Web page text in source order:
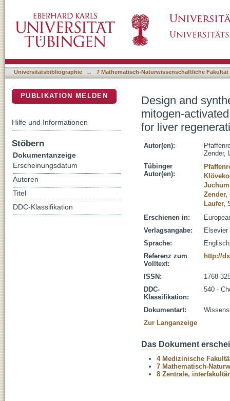
kinase 4 (MKK4) - A promising target for
Universitätsbibliographie → 7 Mathematisch-Naturwissenschaftliche Fakultät
Design and
mitogen-
for liver
Autor(en):
Zender,
Tübinger
Autor(en):
Zender,
Laufer,
Erschienen in:
Verlagsangabe:
Sprache:
Englisch
Referenz zum
Volltext:
http://
ISSN:
1768-
DDC-
Klassifikation:
540 -
Dokumentart:
Zur Langanzeige
Das Dokument
4 Medizinische
7 Mathematisch-
8 Zentrale,
PUBLIKATION MELDEN
Hilfe und Informationen
Stöbern
Dokumentanzeige
Erscheinungsdatum
Autoren
Titel
DDC-Klassifikation